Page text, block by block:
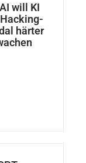
will KI
härter